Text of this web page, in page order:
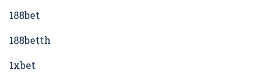
188bet
188betth
1xbet